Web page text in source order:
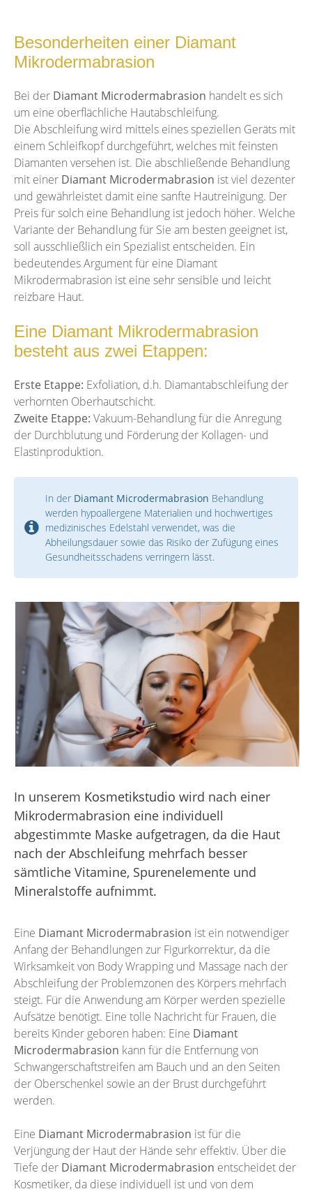
Besonderheiten einer Diamant
Mikrodermabrasion
Bei der Diamant Microdermabrasion handelt es sich
um eine oberflächliche Hautabschleifung.
Die Abschleifung wird mittels eines speziellen Geräts mit
einem Schleifkopf durchgeführt, welches mit feinsten
Diamanten versehen ist. Die abschließende Behandlung
mit einer Diamant Microdermabrasion ist viel dezenter
und gewährleistet damit eine sanfte Hautreinigung. Der
Preis für solch eine Behandlung ist jedoch höher. Welche
Variante der Behandlung für Sie am besten geeignet ist,
soll ausschließlich ein Spezialist entscheiden. Ein
bedeutendes Argument für eine Diamant
Mikrodermabrasion ist eine sehr sensible und leicht
reizbare Haut.
Eine Diamant Mikrodermabrasion
besteht aus zwei Etappen:
Erste Etappe: Exfoliation, d.h. Diamantabschleifung der
verhornten Oberhautschicht.
Zweite Etappe: Vakuum-Behandlung für die Anregung
der Durchblutung und Förderung der Kollagen- und
Elastinproduktion.
In der Diamant Microdermabrasion Behandlung
werden hypoallergene Materialien und hochwertiges
medizinisches Edelstahl verwendet, was die
Abheilungsdauer sowie das Risiko der Zufügung eines
Gesundheitsschadens verringern lässt.
In unserem Kosmetikstudio wird nach einer
Mikrodermabrasion eine individuell
abgestimmte Maske aufgetragen, da die Haut
nach der Abschleifung mehrfach besser
sämtliche Vitamine, Spurenelemente und
Mineralstoffe aufnimmt.
Eine Diamant Microdermabrasion ist ein notwendiger
Anfang der Behandlungen zur Figurkorrektur, da die
Wirksamkeit von Body Wrapping und Massage nach der
Abschleifung der Problemzonen des Körpers mehrfach
steigt. Für die Anwendung am Körper werden spezielle
Aufsätze benötigt. Eine tolle Nachricht für Frauen, die
bereits Kinder geboren haben: Eine Diamant
Microdermabrasion kann für die Entfernung von
Schwangerschaftstreifen am Bauch und an den Seiten
der Oberschenkel sowie an der Brust durchgeführt
werden.
Eine Diamant Microdermabrasion ist für die
Verjüngung der Haut der Hände sehr effektiv. Über die
Tiefe der Diamant Microdermabrasion entscheidet der
Kosmetiker, da diese individuell ist und von dem